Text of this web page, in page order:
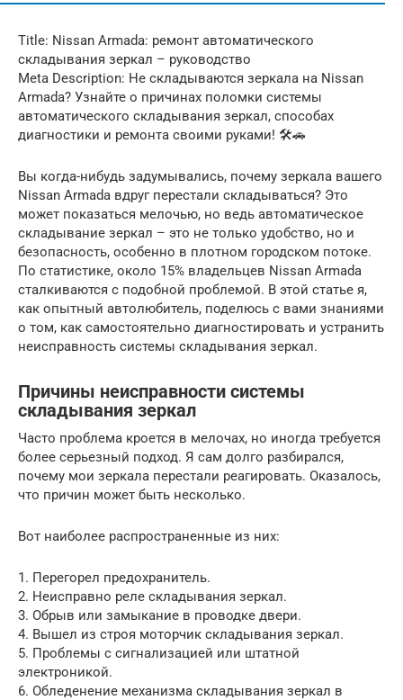
Title: Nissan Armada: ремонт автоматического
складывания зеркал – руководство
Meta Description: Не складываются зеркала на Nissan
Armada? Узнайте о причинах поломки системы
автоматического складывания зеркал, способах
диагностики и ремонта своими руками! 🛠️🚗
Вы когда-нибудь задумывались, почему зеркала вашего
Nissan Armada вдруг перестали складываться? Это
может показаться мелочью, но ведь автоматическое
складывание зеркал – это не только удобство, но и
безопасность, особенно в плотном городском потоке.
По статистике, около 15% владельцев Nissan Armada
сталкиваются с подобной проблемой. В этой статье я,
как опытный автолюбитель, поделюсь с вами знаниями
о том, как самостоятельно диагностировать и устранить
неисправность системы складывания зеркал.
Причины неисправности системы
складывания зеркал
Часто проблема кроется в мелочах, но иногда требуется
более серьезный подход. Я сам долго разбирался,
почему мои зеркала перестали реагировать. Оказалось,
что причин может быть несколько.
Вот наиболее распространенные из них:
1. Перегорел предохранитель.
2. Неисправно реле складывания зеркал.
3. Обрыв или замыкание в проводке двери.
4. Вышел из строя моторчик складывания зеркал.
5. Проблемы с сигнализацией или штатной
электроникой.
6. Обледенение механизма складывания зеркал в